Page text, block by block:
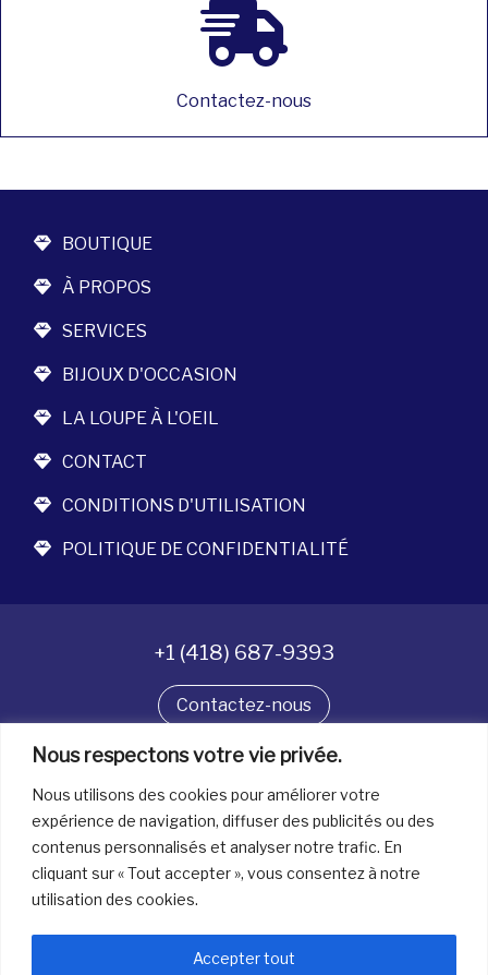
Nous respectons votre vie privée.
Nous utilisons des cookies pour améliorer votre
expérience de navigation, diffuser des publicités ou des
contenus personnalisés et analyser notre trafic. En
cliquant sur « Tout accepter », vous consentez à notre
utilisation des cookies.
Accepter tout
Contactez-nous
BOUTIQUE
À PROPOS
SERVICES
BIJOUX D'OCCASION
LA LOUPE À L'OEIL
CONTACT
CONDITIONS D'UTILISATION
POLITIQUE DE CONFIDENTIALITÉ
+1 (418) 687-9393
Contactez-nous
Suivez-nous
Tous droits réservés. © La boîte à bijoux 2026